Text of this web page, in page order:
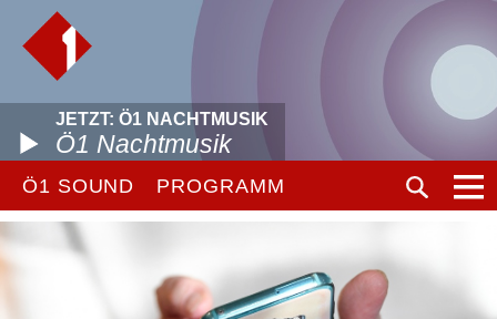
JETZT: Ö1 NACHTMUSIK
Ö1 Nachtmusik
Ö1 SOUND PROGRAMM